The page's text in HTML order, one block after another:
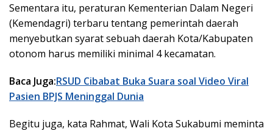
Sementara itu, peraturan Kementerian Dalam Negeri
(Kemendagri) terbaru tentang pemerintah daerah
menyebutkan syarat sebuah daerah Kota/Kabupaten
otonom harus memiliki minimal 4 kecamatan.
Baca Juga:RSUD Cibabat Buka Suara soal Video Viral
Pasien BPJS Meninggal Dunia
Begitu juga, kata Rahmat, Wali Kota Sukabumi meminta